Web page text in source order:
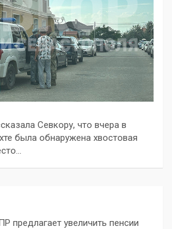
Севкору, что вчера в
была обнаружена хвостовая
предлагает увеличить пенсии